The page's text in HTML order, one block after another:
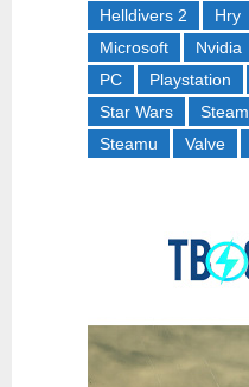
Helldivers 2
Hry
Microsoft
Nvidia
PC
Playstation
Star Wars
Steam
Steamu
Valve